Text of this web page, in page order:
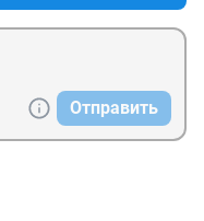
Отправить